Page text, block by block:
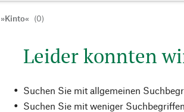
(0)
Leider konnten
Suchen Sie mit allgemeinen
Suchen Sie mit weniger